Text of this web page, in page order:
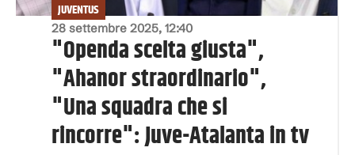
28 settembre 2025, 12:40
JUVENTUS
"Openda scelta giusta",
"Ahanor straordinario",
"Una squadra che si
rincorre": Juve-Atalanta in tv